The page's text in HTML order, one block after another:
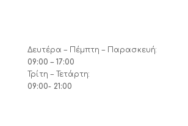
Δευτέρα – Πέμπτη – Παρασκευή:
09:00 – 17:00
Τρίτη – Τετάρτη:
09:00- 21:00